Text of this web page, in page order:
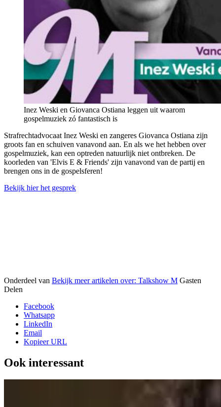
Inez Weski en Giovanca Ostiana leggen uit waarom
gospelmuziek zó fantastisch is
Strafrechtadvocaat Inez Weski en zangeres Giovanca Ostiana zijn
groots fan en schuiven vanavond aan. En als we het hebben over
gospelmuziek, kan een optreden natuurlijk niet ontbreken. De
koorleden van 'Elvis E & Friends' zijn vanavond van de partij en
brengen ons in de gospelsferen!
Bekijk hier het gesprek
Onderdeel van Bekijk meer artikelen over: Talkshow M Gasten
Delen
Facebook
Whatsapp
LinkedIn
Email
Kopieer URL
Ook interessant